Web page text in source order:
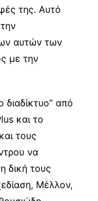
της. Αυτό
αυτών των
με την
από
και το
τους
να
δική τους
Μέλλον,